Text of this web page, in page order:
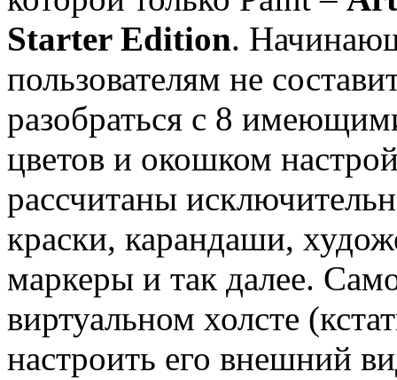
Starter Edition.
пользователям не
разобраться с 8
цветов и окошком
рассчитаны
краски, карандаши,
маркеры и так далее.
виртуальном холсте
настроить его внешний